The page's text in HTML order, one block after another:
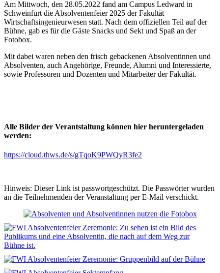
Am Mittwoch, den 28.05.2022 fand am Campus Ledward in
Schweinfurt die Absolventenfeier 2025 der Fakultät
Wirtschaftsingenieurwesen statt. Nach dem offiziellen Teil auf der
Bühne, gab es für die Gäste Snacks und Sekt und Spaß an der
Fotobox.
Mit dabei waren neben den frisch gebackenen Absolventinnen und
Absolventen, auch Angehörige, Freunde, Alumni und Interessierte,
sowie Professoren und Dozenten und Mitarbeiter der Fakultät.
Alle Bilder der Verantstaltung können hier heruntergeladen
werden:
https://cloud.thws.de/s/gTqoK9PWQyR3fe2
Hinweis: Dieser Link ist passwortgeschützt. Die Passwörter wurden
an die Teilnehmenden der Veranstaltung per E-Mail verschickt.